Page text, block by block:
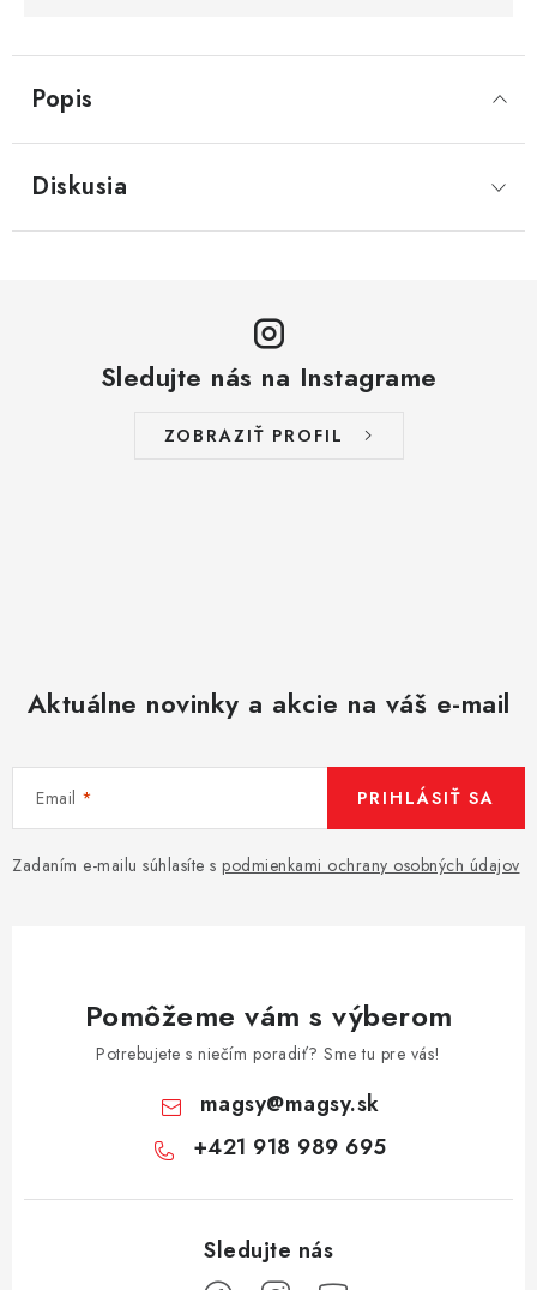
Popis
Diskusia
Sledujte nás na Instagrame
ZOBRAZIŤ PROFIL
Aktuálne novinky a akcie na váš e-mail
Email
Zadaním e-mailu súhlasíte s podmienkami ochrany osobných údajov
PRIHLÁSIŤ SA
Pomôžeme vám s výberom
Potrebujete s niečím poradiť? Sme tu pre vás!
magsy@magsy.sk
+421 918 989 695